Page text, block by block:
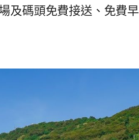
及碼頭免費接送、免費早